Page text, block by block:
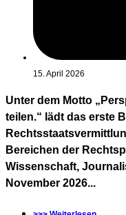
15. April 2026
Unter dem Motto
teilen.“ lädt das erste
Bereichen der
Wissenschaft,
November 2026...